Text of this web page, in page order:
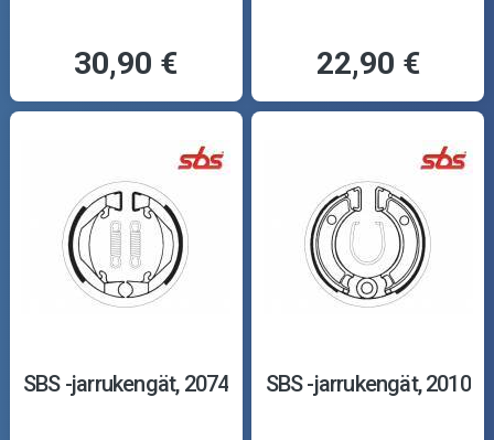
30,90 € 22,90 €
SBS -jarrukengät, 2074 SBS -jarrukengät, 2010